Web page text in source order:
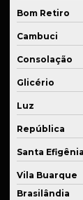
Fabricação de
Fabricação de
Fabricação de
Fabricação de
Fabricante de
Fabricante de
Fabricante de
Fabricante de
Bom Retiro
Cambuci
Consolação
Glicério
Luz
República
Santa Efigênia
Vila Buarque
Brasilândia